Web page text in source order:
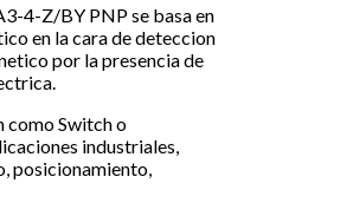
4-Z/BY PNP se basa en
en la cara de deteccion
por la presencia de
como Switch o
industriales,
posicionamiento,